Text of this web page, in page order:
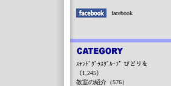
facebook
ｽﾃﾝﾄﾞｸﾞﾗｽｸﾞﾙｰﾌﾟ びどりを
（1,245）
教室の紹介（576）